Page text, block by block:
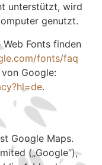
unterstützt, wird
genutzt.
Fonts finden
fonts/faq
Google:
.
Google Maps.
(„Google“),